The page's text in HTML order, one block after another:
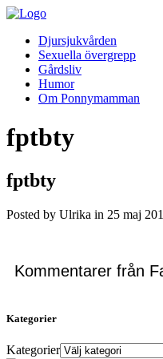
Djursjukvården
Sexuella övergrepp
Gårdsliv
Humor
Om Ponnymamman
fptbty
fptbty
Posted by Ulrika in 25 maj
Kommentarer från
Kategorier
Kategorier